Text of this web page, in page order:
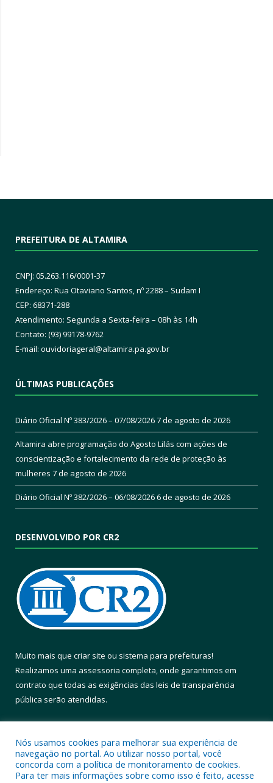
PREFEITURA DE ALTAMIRA
CNPJ: 05.263.116/0001-37
Endereço: Rua Otaviano Santos, nº 2288 – Sudam I
CEP: 68371-288
Atendimento: Segunda a Sexta-feira – 08h às 14h
Contato: (93) 99178-9762
E-mail: ouvidoriageral@altamira.pa.gov.br
ÚLTIMAS PUBLICAÇÕES
Diário Oficial Nº 383/2026 – 07/08/20267 de agosto de 2026
Altamira abre programação do Agosto Lilás com ações de
conscientização e fortalecimento da rede de proteção às
mulheres 7 de agosto de 2026
Diário Oficial Nº 382/2026 – 06/08/20266 de agosto de 2026
DESENVOLVIDO POR CR2
Muito mais que criar site ou sistema para prefeituras!
Realizamos uma assessoria completa, onde garantimos em
contrato que todas as exigências das leis de transparência
pública serão atendidas.
Nós usamos cookies para melhorar sua experiência de
navegação no portal. Ao utilizar nosso portal, você
concorda com a política de monitoramento de cookies.
Para ter mais informações sobre como isso é feito, acesse